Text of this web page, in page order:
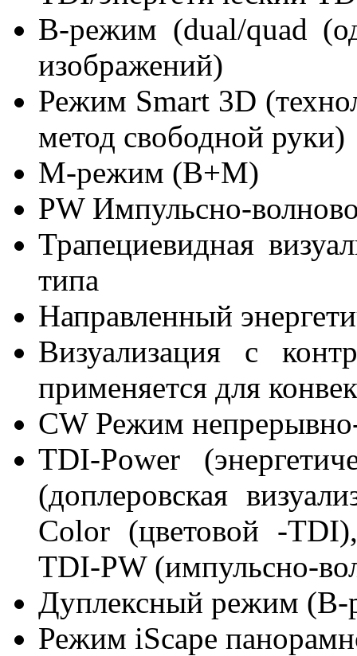
B-режим (dual/quad
изображений)
Режим Smart 3D
метод свободной руки)
M-режим (B+M)
PW Импульсно-
Трапециевидная
типа
Направленный
Визуализация с
применяется для
CW Режим
TDI-Power
(доплеровская
Color (цветовой -
TDI-PW (импульсно-
Дуплексный режим (B-
Режим iScape